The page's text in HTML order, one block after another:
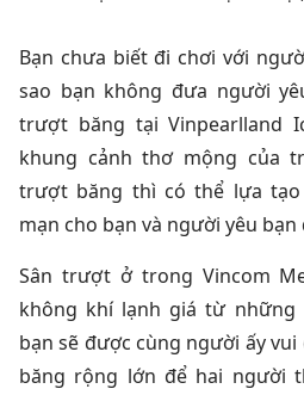
Bạn chưa biết đi chơi với
sao bạn không đưa người
trượt băng tại Vinpearlland
khung cảnh thơ mộng của
trượt băng thì có thể lựa
mạn cho bạn và người yêu bạn
Sân trượt ở trong Vincom
không khí lạnh giá từ những
bạn sẽ được cùng người ấy
băng rộng lớn để hai người